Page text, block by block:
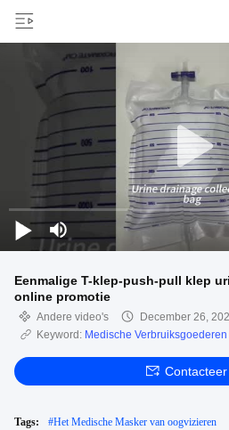
Eenmalige T-klep-push-pull klep
online promotie
Andere video's
December 26,
Keyword: Medische Verbruiksgoederen
Tags: #Het Medische Masker van oogvizieren